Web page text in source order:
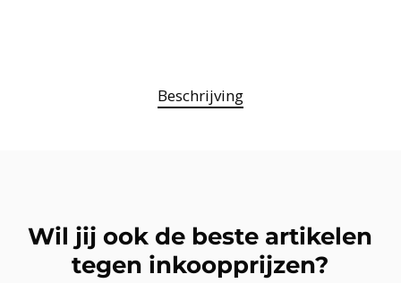
Beschrijving
Wil jij ook de beste artikelen
tegen inkoopprijzen?